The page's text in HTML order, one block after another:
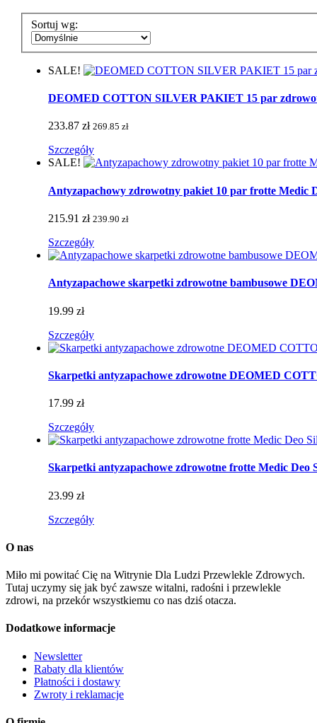
Sortuj wg:
SALE!
DEOMED COTTON SILVER PAKIET 15 par
233.87 zł 269.85 zł
Szczegóły
SALE!
Antyzapachowy zdrowotny pakiet 10 par frotte Medic
215.91 zł 239.90 zł
Szczegóły
Antyzapachowe skarpetki zdrowotne bambusowe
19.99 zł
Szczegóły
Skarpetki antyzapachowe zdrowotne DEOMED
17.99 zł
Szczegóły
Skarpetki antyzapachowe zdrowotne frotte Medic Deo
23.99 zł
Szczegóły
O nas
Miło mi powitać Cię na Witrynie Dla Ludzi Przewlekle Zdrowych.
Tutaj uczymy się jak być zawsze witalni, radośni i przewlekle
zdrowi, na przekór wszystkiemu co nas dziś otacza.
Dodatkowe informacje
Newsletter
Rabaty dla klientów
Płatności i dostawy
Zwroty i reklamacje